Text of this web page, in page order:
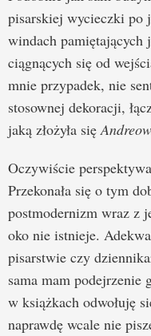
pisarskiej wycieczki po
windach pamiętających
ciągnących się od
mnie przypadek, nie
stosownej dekoracji,
jaką złożyła się
Oczywiście
Przekonała się o tym
postmodernizm wraz z
oko nie istnieje.
pisarstwie czy
sama mam podejrzenie
w książkach odwołuję
naprawdę wcale nie